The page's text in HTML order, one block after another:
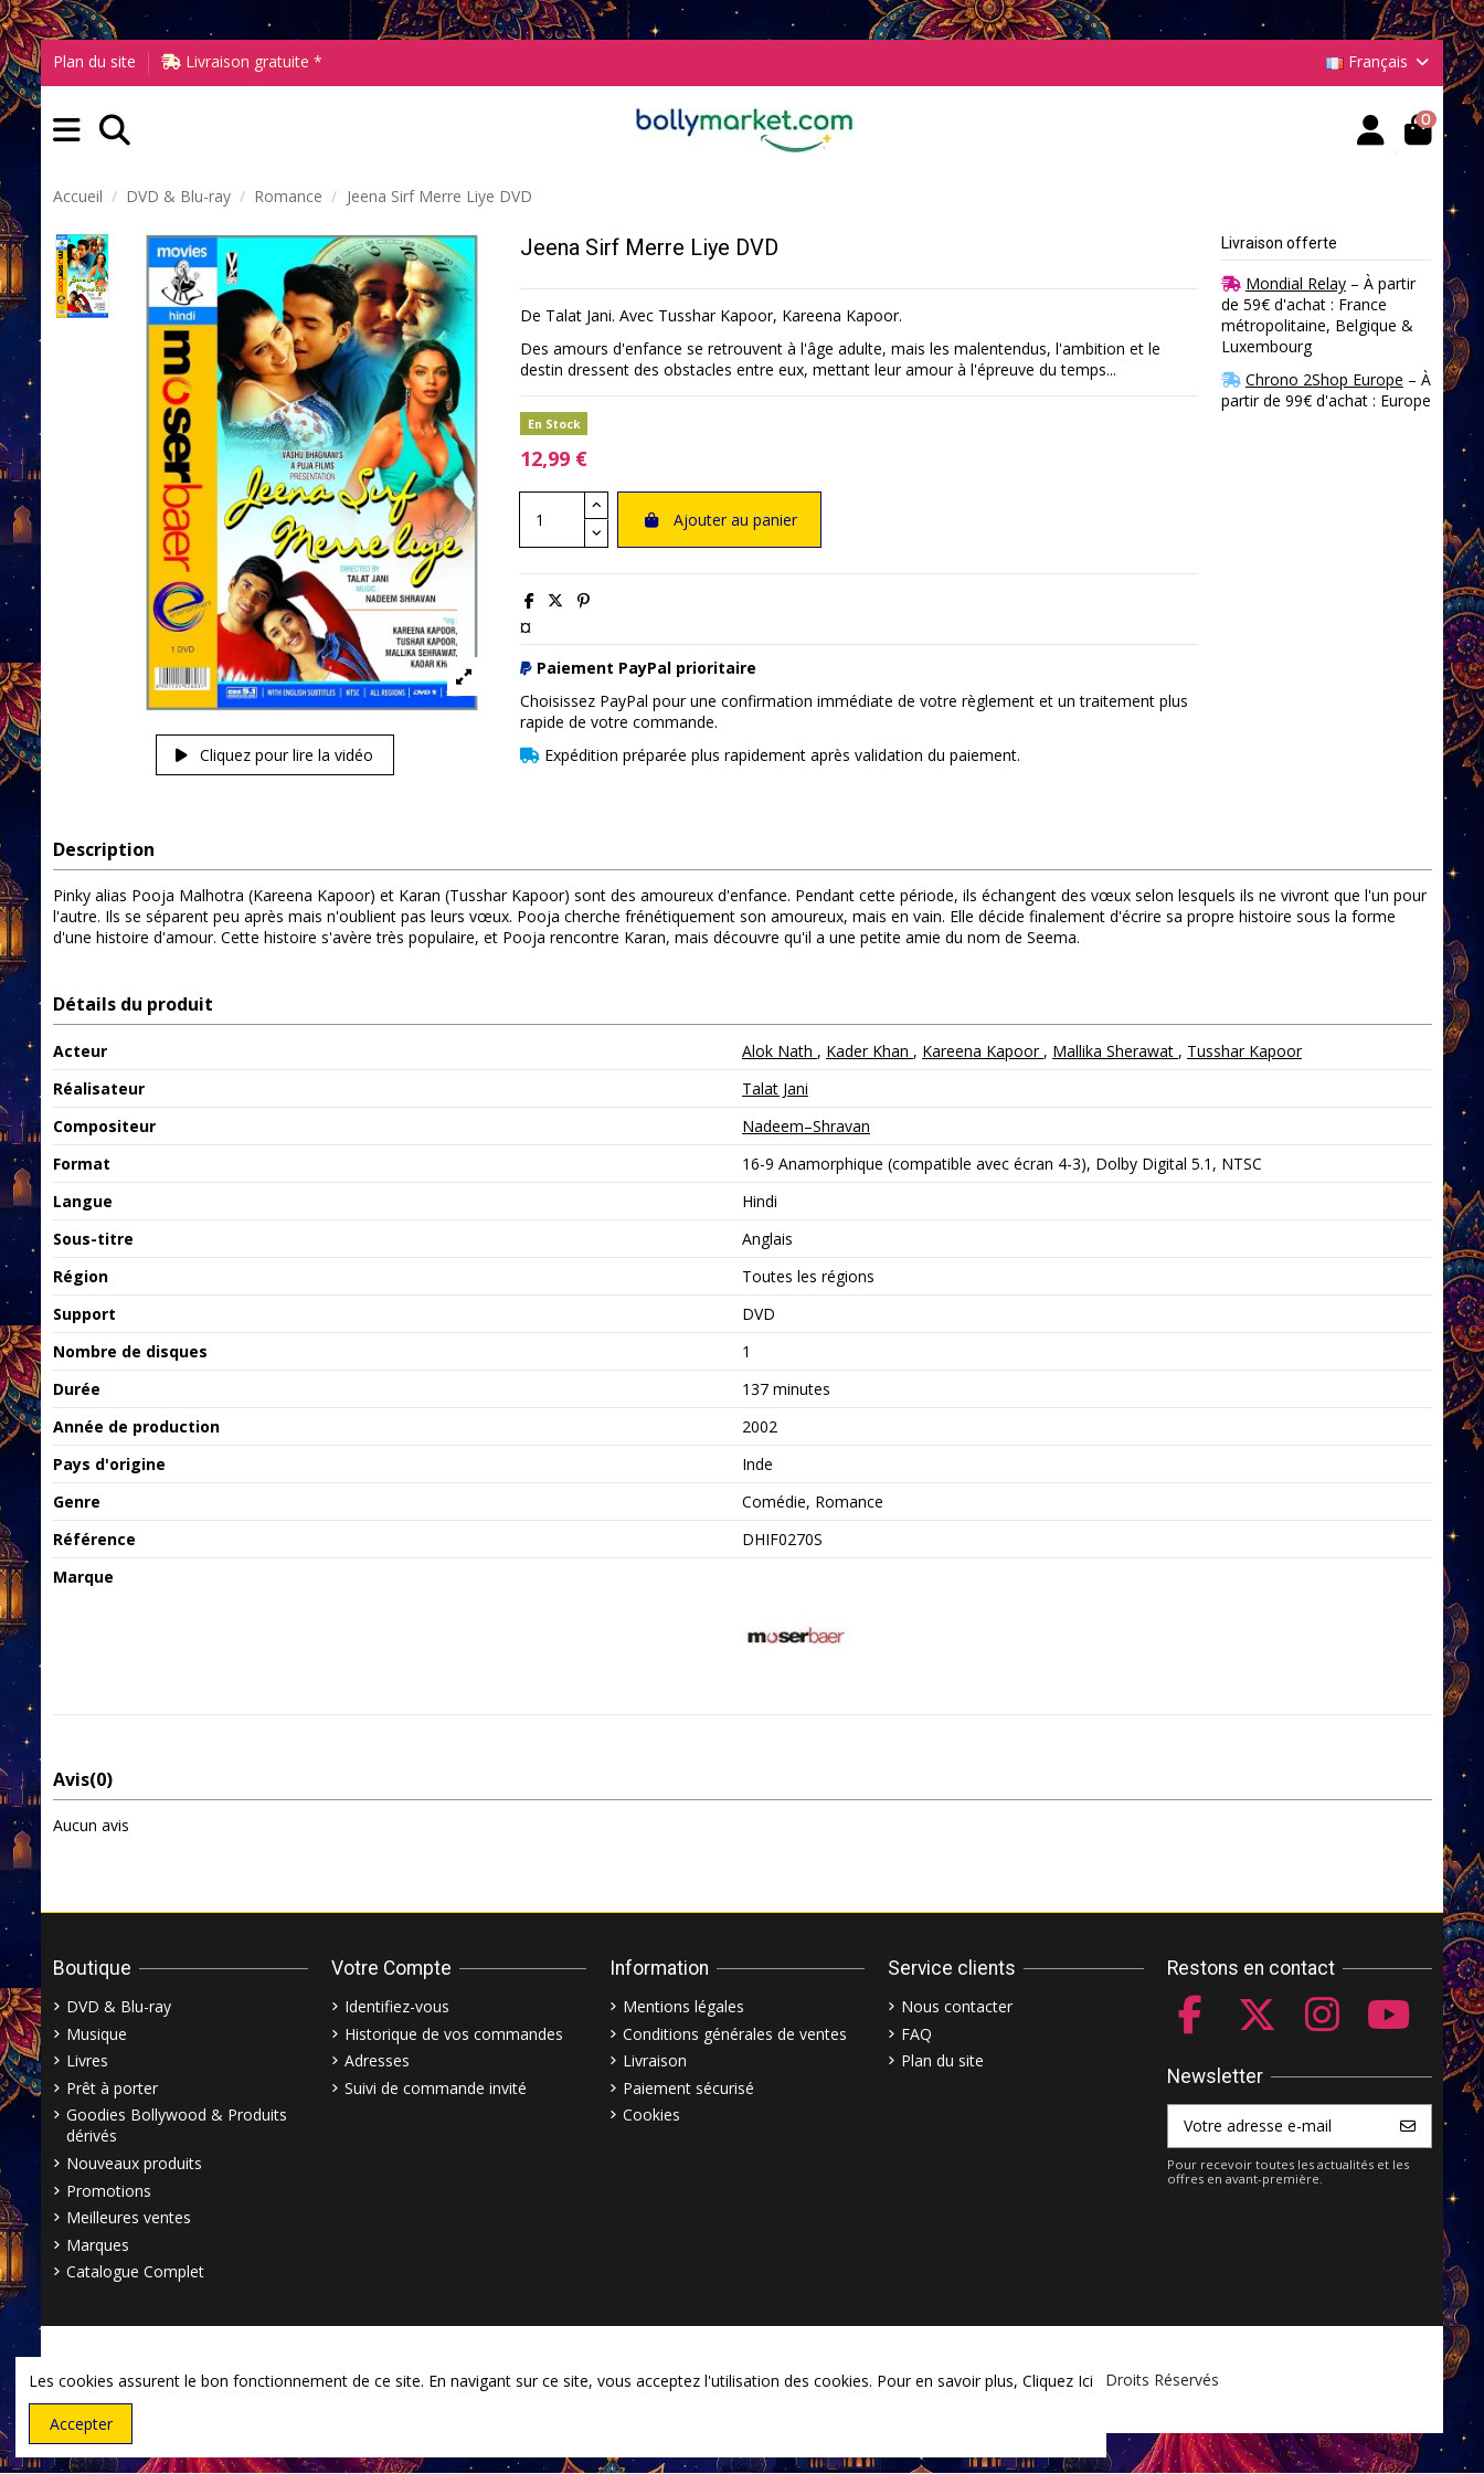
Plan du site Livraison gratuite * Français
0
Accueil DVD & Blu-ray Romance Jeena Sirf Merre Liye DVD
Cliquez pour lire la vidéo
Jeena Sirf Merre Liye DVD
De Talat Jani. Avec Tusshar Kapoor, Kareena Kapoor.
Des amours d'enfance se retrouvent à l'âge adulte, mais les malentendus, l'ambition et le
destin dressent des obstacles entre eux, mettant leur amour à l'épreuve du temps...
En Stock
12,99 €
Ajouter au panier
¤
Paiement PayPal prioritaire
Choisissez PayPal pour une confirmation immédiate de votre règlement et un traitement plus
rapide de votre commande.
Expédition préparée plus rapidement après validation du paiement.
Livraison offerte
Mondial Relay– À partir
de 59€ d'achat : France
métropolitaine, Belgique &
Luxembourg
Chrono 2Shop Europe – À
partir de 99€ d'achat : Europe
Description
Pinky alias Pooja Malhotra (Kareena Kapoor) et Karan (Tusshar Kapoor) sont des amoureux d'enfance. Pendant cette période, ils échangent des vœux selon lesquels ils ne vivront que l'un pour
l'autre. Ils se séparent peu après mais n'oublient pas leurs vœux. Pooja cherche frénétiquement son amoureux, mais en vain. Elle décide finalement d'écrire sa propre histoire sous la forme
d'une histoire d'amour. Cette histoire s'avère très populaire, et Pooja rencontre Karan, mais découvre qu'il a une petite amie du nom de Seema.
Détails du produit
Acteur Alok Nath , Kader Khan , Kareena Kapoor , Mallika Sherawat , Tusshar Kapoor
Réalisateur
Talat Jani
Compositeur
Nadeem–Shravan
Format
16-9 Anamorphique (compatible avec écran 4-3), Dolby Digital 5.1, NTSC
Langue
Hindi
Sous-titre
Anglais
Région
Toutes les régions
Support
DVD
Nombre de disques
1
Durée
137 minutes
Année de production
2002
Pays d'origine
Inde
Genre
Comédie, Romance
Référence
DHIF0270S
Marque
Avis(0)
Aucun avis
Boutique
DVD & Blu-ray
Musique
Livres
Prêt à porter
Goodies Bollywood & Produits
dérivés
Nouveaux produits
Promotions
Meilleures ventes
Marques
Catalogue Complet
Votre Compte
Identifiez-vous
Historique de vos commandes
Adresses
Suivi de commande invité
Information
Mentions légales
Conditions générales de ventes
Livraison
Paiement sécurisé
Cookies
Service clients
Nous contacter
FAQ
Plan du site
Restons en contact
Newsletter
Pour recevoir toutes les actualités et les
offres en avant-première.
© Copyright 2003–2026 Bollymarket.com - Tous Droits Réservés
Les cookies assurent le bon fonctionnement de ce site. En navigant sur ce site, vous acceptez l'utilisation des cookies. Pour en savoir plus, Cliquez Ici
Accepter